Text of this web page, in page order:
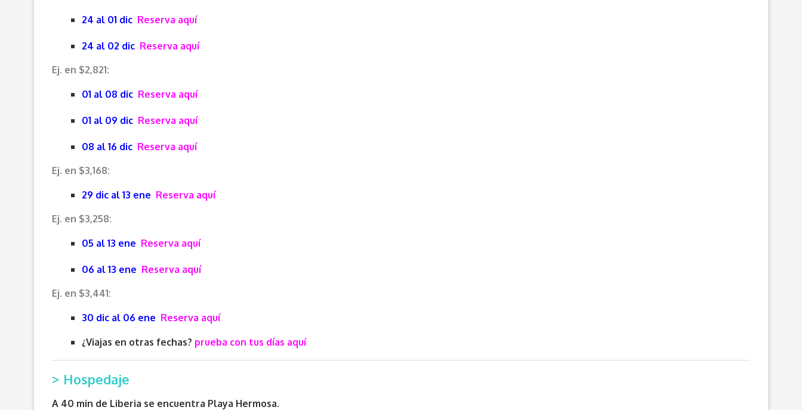
24 al 01 dic Reserva aquí
24 al 02 dic Reserva aquí
Ej. en $2,821:
01 al 08 dic Reserva aquí
01 al 09 dic Reserva aquí
08 al 16 dic Reserva aquí
Ej. en $3,168:
29 dic al 13 ene Reserva aquí
Ej. en $3,258:
05 al 13 ene Reserva aquí
06 al 13 ene Reserva aquí
Ej. en $3,441:
30 dic al 06 ene Reserva aquí
¿Viajas en otras fechas? prueba con tus días aquí
> Hospedaje
A 40 min de Liberia se encuentra Playa Hermosa.